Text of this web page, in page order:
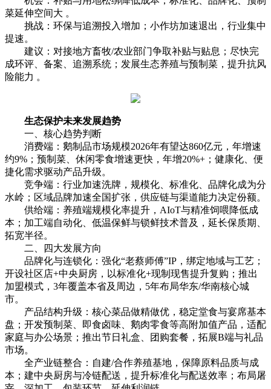
菜延伸空间大 。
挑战：环保与追溯投入增加；小作坊加速退出，行业集中
提速。
建议：对接地方畜牧/农业部门争取补贴与贴息；尽快完
成环评、备案、追溯系统；发展生态养殖与预制菜，提升抗风
险能力 。
生态保护未来发展趋势
一、核心趋势判断
消费端：鹅制品市场规模2026年有望达860亿元，年增速
约9%；预制菜、休闲零食增速更快，年增20%+；健康化、便
捷化需求驱动产品升级。
竞争端：行业加速洗牌，规模化、标准化、品牌化成为分
水岭；区域品牌加速全国扩张，供应链与渠道能力决定份额。
供给端：养殖端规模化率提升，AIoT与精准饲喂降低成
本；加工端自动化、低温保鲜与锁鲜技术普及，延长保质期、
拓宽半径。
二、四大发展方向
品牌化与连锁化：强化“老蔡师傅”IP，绑定地域与工艺；
开设社区店+中央厨房，以标准化+现制现售提升复购；推出
加盟模式，3年覆盖本省及周边，5年布局华东/华南核心城
市。
产品结构升级：核心菜品做精做优，稳定堂食与宴席基本
盘；开发预制菜、即食卤味、鹅肉零食等高附加值产品，适配
家庭与办公场景；推出节日礼盒、团购套餐，拓展B端与礼品
市场。
全产业链整合：自建/合作养殖基地，保障原料品质与成
本；建中央厨房与冷链配送，提升标准化与配送效率；布局屠